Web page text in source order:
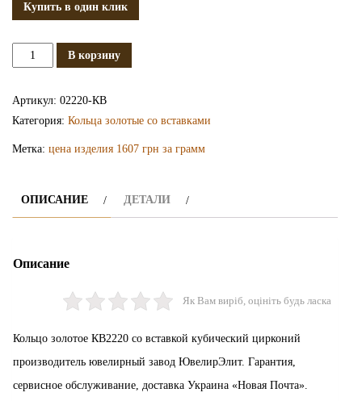
Купить в один клик
КоличествоВ корзину
Артикул: 02220-КВ
Категория: Кольца золотые со вставками
Метка: цена изделия 1607 грн за грамм
ОПИСАНИЕ ДЕТАЛИ
Описание
Як Вам виріб, оцініть будь ласка
Кольцо золотое КВ2220 со вставкой кубический цирконий
производитель ювелирный завод ЮвелирЭлит. Гарантия,
сервисное обслуживание, доставка Украина «Новая Почта».